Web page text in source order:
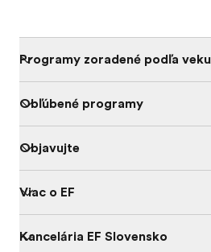
Programy zoradené podľa veku
Obľúbené programy
Objavujte
Viac o EF
Kancelária EF Slovensko